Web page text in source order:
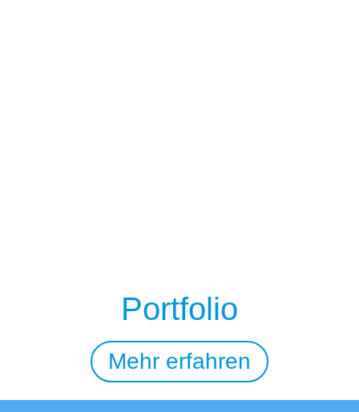
Portfolio
Mehr erfahren